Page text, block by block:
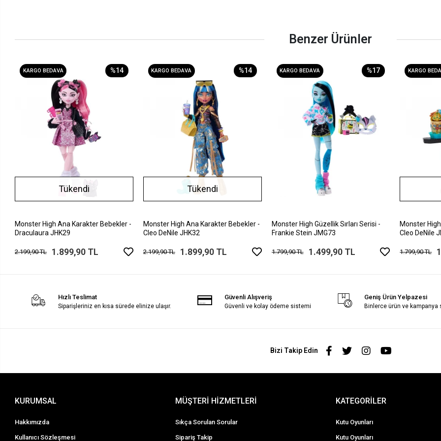
Benzer Ürünler
KARGO BEDAVA %14
Tükendi
Monster High Ana Karakter Bebekler -
Draculaura JHK29
2.199,90 TL 1.899,90 TL
KARGO BEDAVA %14
Tükendi
Monster High Ana Karakter Bebekler -
Cleo DeNile JHK32
2.199,90 TL 1.899,90 TL
KARGO BEDAVA %17
Monster High Güzellik Sırları Serisi -
Frankie Stein JMG73
1.799,90 TL 1.499,90 TL
KARGO
Monster High
Cleo DeNile
1.799,90 TL
Hızlı Teslimat
Siparişleriniz en kısa sürede elinize ulaşır.
Güvenli Alışveriş
Güvenli ve kolay ödeme sistemi
Geniş Ürün Yelpazesi
Binlerce ürün ve kampanya
Bizi Takip Edin
KURUMSAL
Hakkımızda
Kullanıcı Sözleşmesi
MÜŞTERİ HİZMETLERİ
Sıkça Sorulan Sorular
Sipariş Takip
KATEGORİLER
Kutu Oyunları
Kutu Oyunları